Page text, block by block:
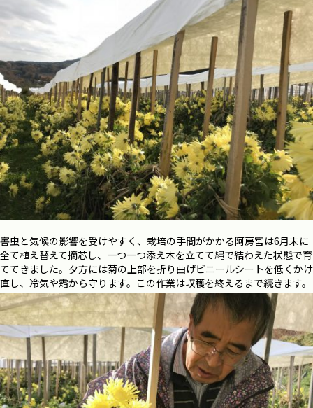
害虫と気候の影響を受けやすく、栽培の手間がかかる阿房宮は6月末に
全て植え替えて摘芯し、一つ一つ添え木を立てて縄で結わえた状態で育
ててきました。夕方には菊の上部を折り曲げビニールシートを低くかけ
直し、冷気や霜から守ります。この作業は収穫を終えるまで続きます。